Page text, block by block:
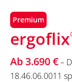
Premium
ergoflix
Ab 3.690 €–
18.46.06.0011